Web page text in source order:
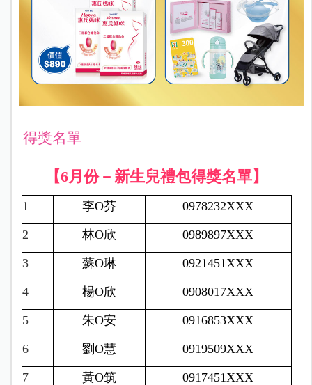
得獎名單
【6月份－新生兒禮包得獎名單】
1 李O芬 0978232XXX
2 林O欣 0989897XXX
3 蘇O琳 0921451XXX
4 楊O欣 0908017XXX
5 朱O安 0916853XXX
6 劉O慧 0919509XXX
7 黃O筑 0917451XXX